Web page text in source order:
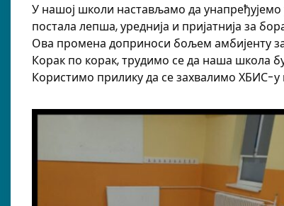
У нашој школи настављамо да унапређујемо
постала лепша, уреднија и пријатнија за
Ова промена доприноси бољем амбијенту
Корак по корак, трудимо се да наша школа
Користимо прилику да се захвалимо ХБИС-